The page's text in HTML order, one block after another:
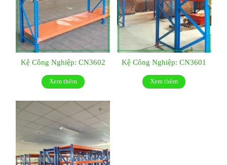
Kệ Công Nghiệp: CN3602
Xem thêm
Kệ Công Nghiệp: CN3601
Xem thêm